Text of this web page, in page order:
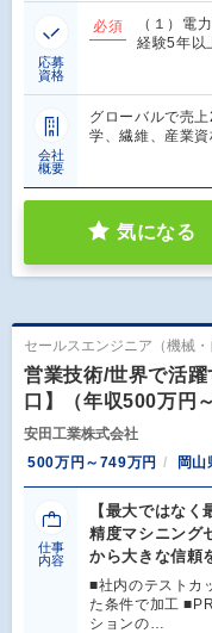
応募
資格
必須
（１）電
経験5年以
会社
概要
グローバルで売
学、繊維、産業
気になる
セールスエンジニア（機械・
営業技術/世界で活
口】（年収500万円
安田工業株式会社
500万円～749万円
岡山
仕事
内容
【最大ではな
精度マシニング
から大きな信頼
■社内のテストカ
た条件で加工
ションの…